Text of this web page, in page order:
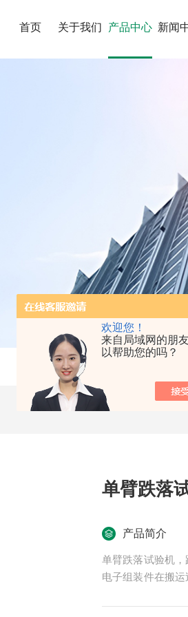
欢迎您！
来自局域网的朋
以帮助您的吗？
首页 关于我们 产品中心 新闻
单臂跌落
产品简介
单臂跌落试验机，
电子组装件在搬